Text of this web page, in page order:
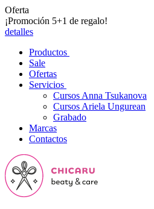
Oferta
¡Promoción 5+1 de regalo!
detalles
Productos
Sale
Ofertas
Servicios
Cursos Anna Tsukanova
Cursos Ariela Ungurean
Grabado
Marcas
Contactos